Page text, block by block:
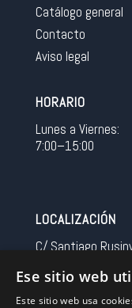
Catálogo general
Contacto
Aviso legal
HORARIO
Lunes a Viernes:
7:00–15:00
LOCALIZACIÓN
C/ Santiago
Spain
Ese sitio web
Este sitio web usa